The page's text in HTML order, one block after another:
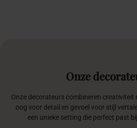
Onze
Onze decorateurs combineren
oog voor detail en gevoel voor stijl
een unieke setting die perfect past